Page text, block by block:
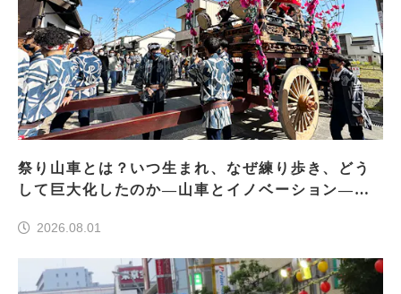
祭り山車とは？いつ生まれ、なぜ練り歩き、どう
して巨大化したのか―山車とイノベーション―＜
2026.08.01